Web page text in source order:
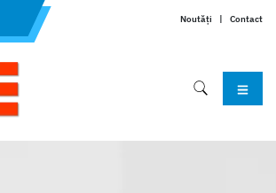
Noutăți | Contact